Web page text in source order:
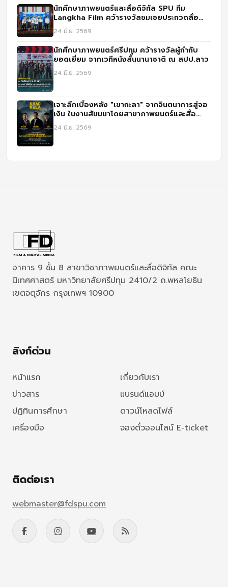
นักศึกษาภาพยนตร์และสื่อดิจิทัล SPU ทีม
Langkha Film คว้ารางวัลชมเชยประกวดสื่อ
IGNITE CREATIVITY CHALLENGE ปี 3
24 มิ.ย. 2569
นักศึกษาภาพยนตร์ศรีปทุม คว้ารางวัลผู้กำกับ
ยอดเยี่ยม จากเวทีหนังสั้นนานาชาติ ณ สปป.ลาว
24 มิ.ย. 2569
เจาะลึกเบื้องหลัง "เขากะลา" จากจินตนาการสู่จอ
เงิน ในงานสัมมนาโดยสาขาภาพยนตร์และสื่อ
ดิจิทัล ม.ศรีปทุม
24 มิ.ย. 2569
อาคาร 9 ชั้น 8 สาขาวิชาภาพยนตร์และสื่อดิจิทัล คณะ
นิเทศศาสตร์ มหาวิทยาลัยศรีปทุม 2410/2 ถ.พหลโยธิน
เขตจตุจักร กรุงเทพฯ 10900
ลิงก์ด่วน
หน้าแรก
ข่าวสาร
ปฏิทินการศึกษา
เครื่องมือ
เกี่ยวกับเรา
แบรนด์แอมบ์
ดาวน์โหลดไฟล์
จองตั๋วออนไลน์ E-ticket
ติดต่อเรา
webmaster@fdspu.com